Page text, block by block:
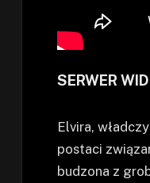
SERWER
Elvira,
postaci
budzona z